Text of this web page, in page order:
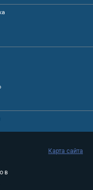
в
Карта сайта